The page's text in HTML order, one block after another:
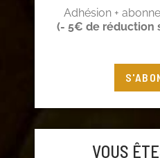
Adhésion +
(- 5€ de réduction
VOUS